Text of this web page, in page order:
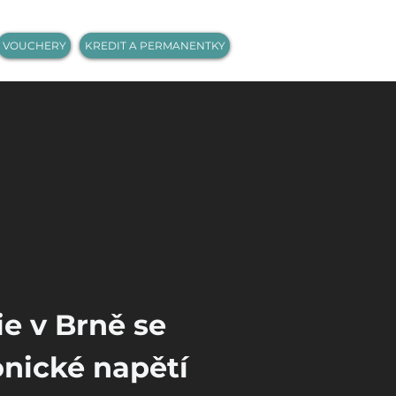
VOUCHERY KREDIT A PERMANENTKY
v Brně se
napětí